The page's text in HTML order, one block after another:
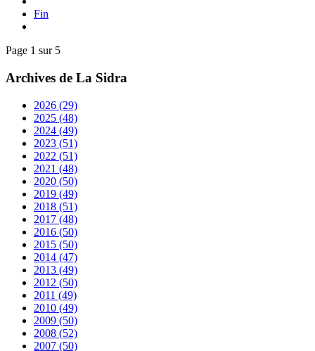
Fin
Page 1 sur 5
Archives de La Sidra
2026 (29)
2025 (48)
2024 (49)
2023 (51)
2022 (51)
2021 (48)
2020 (50)
2019 (49)
2018 (51)
2017 (48)
2016 (50)
2015 (50)
2014 (47)
2013 (49)
2012 (50)
2011 (49)
2010 (49)
2009 (50)
2008 (52)
2007 (50)